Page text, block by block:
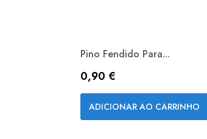
Pino Fendido Para...
Preço
0,90 €
ADICIONAR AO CARRINHO